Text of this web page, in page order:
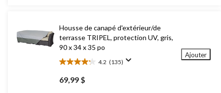
Housse de canapé d'extérieur/de
terrasse TRIPEL, protection UV, gris,
90 x 34 x 35 po
4.2 (135)
4.2
étoile(s)
sur
69,99 $
Ajouter